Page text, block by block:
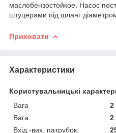
маслобензостойкое. Насос
штуцерами під шланг
Приховати
Характеристики
Користувальницькі
Вага
2
Вага
2
Вхід.-вих. патрубок: